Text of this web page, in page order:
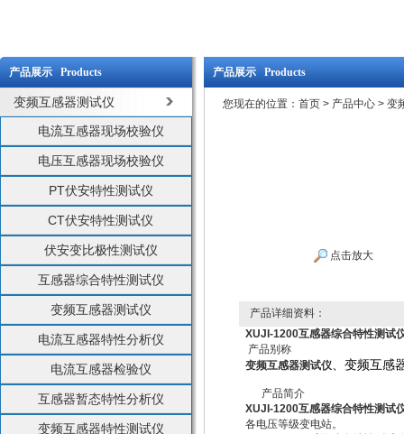
产品展示 Products
变频互感器测试仪
电流互感器现场校验仪
电压互感器现场校验仪
PT伏安特性测试仪
CT伏安特性测试仪
伏安变比极性测试仪
互感器综合特性测试仪
变频互感器测试仪
电流互感器特性分析仪
电流互感器检验仪
互感器暂态特性分析仪
变频互感器特性测试仪
产品展示 Products
您现在的位置： 首页 > 产品中心 > 变
点击放大
产品详细资料：
XUJI-1200互感器综合特性测试
产品别称
变频互感器测试仪、变频互感
产品简介
XUJI-1200互感器综合特性测试
各电压等级变电站。